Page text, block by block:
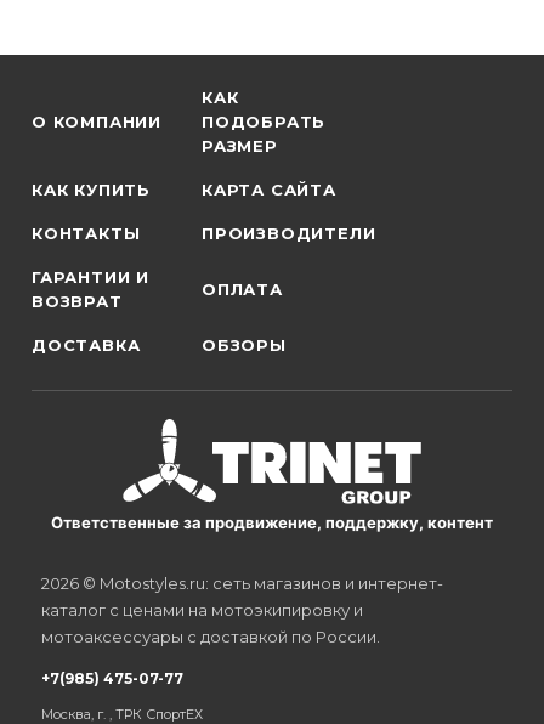
О КОМПАНИИ
КАК
ПОДОБРАТЬ
РАЗМЕР
КАК КУПИТЬ КАРТА САЙТА
КОНТАКТЫ ПРОИЗВОДИТЕЛИ
ГАРАНТИИ И
ВОЗВРАТ
ОПЛАТА
ДОСТАВКА ОБЗОРЫ
Ответственные за продвижение, поддержку, контент
2026 © Motostyles.ru: сеть магазинов и интернет-
каталог с ценами на мотоэкипировку и
мотоаксессуары с доставкой по России.
+7(985) 475-07-77
Москва, г. , ТРК СпортЕХ